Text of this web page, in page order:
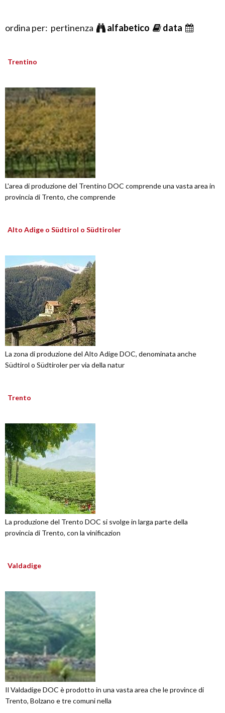
ordina per: pertinenza alfabetico data
Trentino
L'area di produzione del Trentino DOC comprende una vasta area in
provincia di Trento, che comprende
Alto Adige o Südtirol o Südtiroler
La zona di produzione del Alto Adige DOC, denominata anche
Südtirol o Südtiroler per via della natur
Trento
La produzione del Trento DOC si svolge in larga parte della
provincia di Trento, con la vinificazion
Valdadige
Il Valdadige DOC è prodotto in una vasta area che le province di
Trento, Bolzano e tre comuni nella